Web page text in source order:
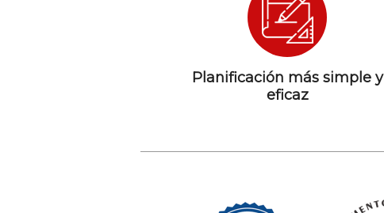
Planificación más simple y
eficaz